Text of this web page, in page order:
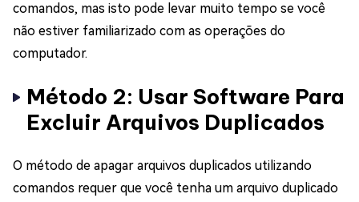
comandos, mas isto pode levar muito tempo se você
não estiver familiarizado com as operações do
computador.
Método 2: Usar Software Para
Excluir Arquivos Duplicados
O método de apagar arquivos duplicados utilizando
comandos requer que você tenha um arquivo duplicado